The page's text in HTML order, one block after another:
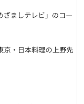
ましテレビ」のコー
京・日本料理の上野先